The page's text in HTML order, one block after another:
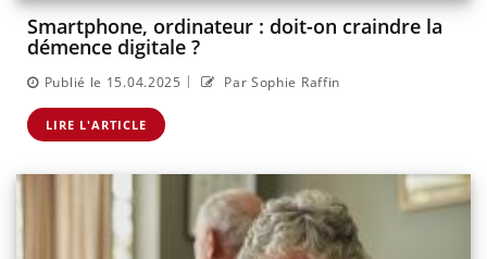
Smartphone, ordinateur : doit-on craindre la
démence digitale ?
Publié le 15.04.2025 | Par Sophie Raffin
LIRE L'ARTICLE